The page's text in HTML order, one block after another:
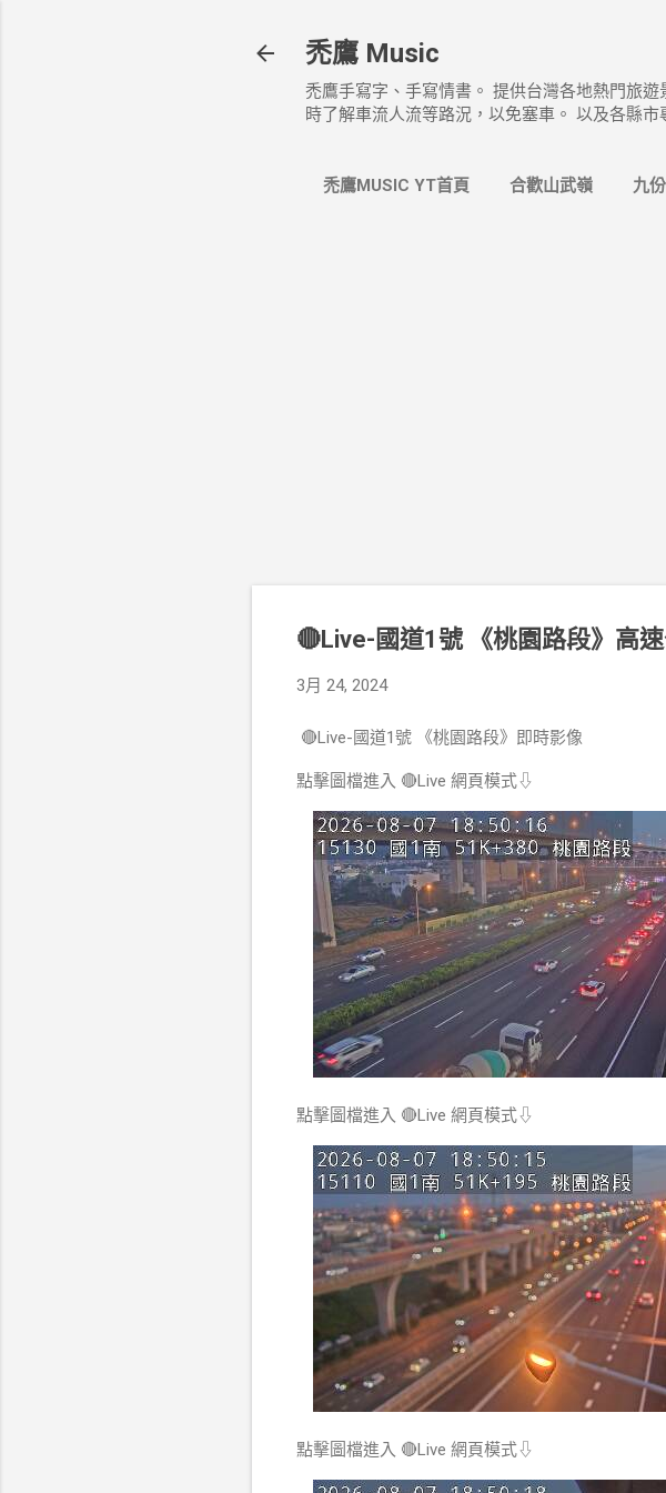
禿鷹 Music
禿鷹手寫字、手寫情書。 提供台灣各地熱門旅
時了解車流人流等路況，以免塞車。 以及各縣
禿鷹MUSIC YT首頁 合歡山武嶺 九
🔴Live-國道1號 《桃園路段》高
3月 24, 2024
🔴Live-國道1號 《桃園路段》即時影像
點擊圖檔進入 🔴Live 網頁模式⇩
點擊圖檔進入 🔴Live 網頁模式⇩
點擊圖檔進入 🔴Live 網頁模式⇩